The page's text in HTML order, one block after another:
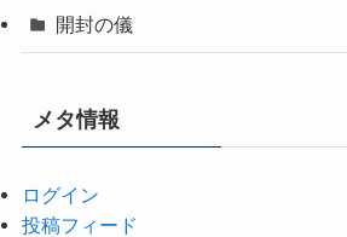
開封の儀
メタ情報
ログイン
投稿フィード